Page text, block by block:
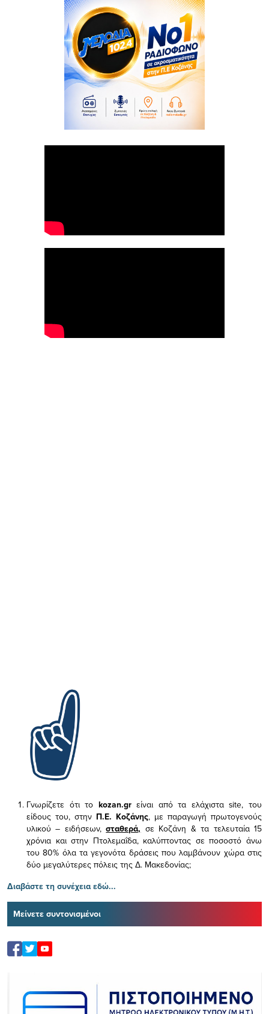
Γνωρίζετε ότι το kozan.gr είναι από τα ελάχισταsite, του
είδους του, στην Π.Ε. Κοζάνης, με παραγωγή πρωτογενούς
υλικού – ειδήσεων,σταθερά, σε Κοζάνη & τα τελευταία 15
χρόνια και στην Πτολεμαΐδα, καλύπτοντας σε ποσοστό άνω
του 80% όλα τα γεγονότα δράσεις που λαμβάνουν χώρα στις
δύο μεγαλύτερες πόλεις της Δ. Μακεδονίας;
Διαβάστε τη συνέχεια εδώ...
Μείνετε συντονισμένοι